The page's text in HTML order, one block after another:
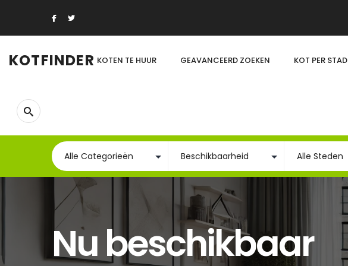
KOTFINDER KOTEN TE HUUR GEAVANCEERD ZOEKEN KOT PER STAD
Nu beschikbaar